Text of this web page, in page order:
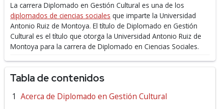
La carrera Diplomado en Gestión Cultural es una de los
diplomados de ciencias sociales que imparte la Universidad
Antonio Ruiz de Montoya. El título de Diplomado en Gestión
Cultural es el título que otorga la Universidad Antonio Ruiz de
Montoya para la carrera de Diplomado en Ciencias Sociales.
Tabla de contenidos
Acerca de Diplomado en Gestión Cultural